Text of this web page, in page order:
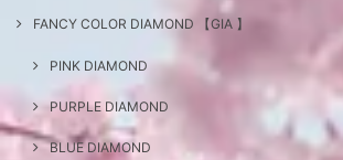
FANCY COLOR DIAMOND 【GIA 】
PINK DIAMOND
PURPLE DIAMOND
BLUE DIAMOND